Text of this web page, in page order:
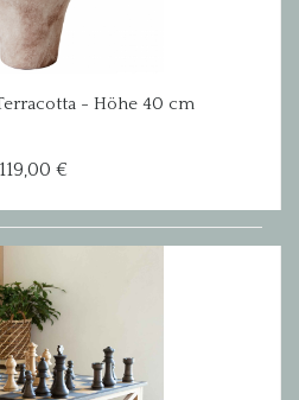
- Höhe 40 cm
119,00 €